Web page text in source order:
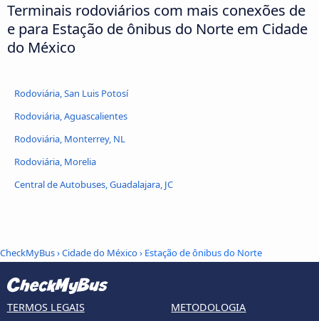
Terminais rodoviários com mais conexões de
e para Estação de ônibus do Norte em Cidade
do México
Rodoviária, San Luis Potosí
Rodoviária, Aguascalientes
Rodoviária, Monterrey, NL
Rodoviária, Morelia
Central de Autobuses, Guadalajara, JC
CheckMyBus›Cidade do México› Estação de ônibus do Norte
TERMOS LEGAIS METODOLOGIA